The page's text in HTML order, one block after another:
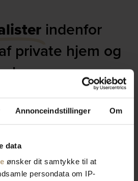
Annonceindstillinger Om
data
ønsker dit samtykke til at
persondata om IP-
indenfor
private hjem og
design, æstetik, eller
stil. Vores produkter
du drømmer om med os.